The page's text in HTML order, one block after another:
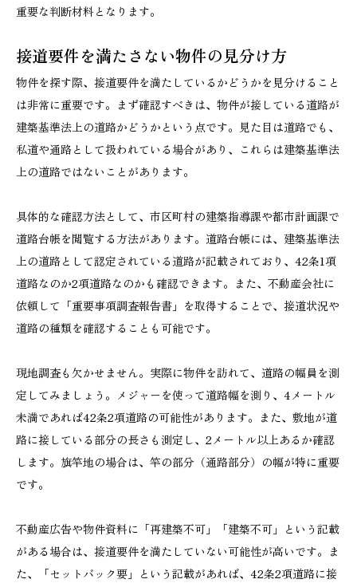
重要な判断材料となります。
接道要件を満たさない物件の見分け方
物件を探す際、接道要件を満たしているかどうかを見分けること
は非常に重要です。まず確認すべきは、物件が接している道路が
建築基準法上の道路かどうかという点です。見た目は道路でも、
私道や通路として扱われている場合があり、これらは建築基準法
上の道路ではないことがあります。
具体的な確認方法として、市区町村の建築指導課や都市計画課で
道路台帳を閲覧する方法があります。道路台帳には、建築基準法
上の道路として認定されている道路が記載されており、42条1項
道路なのか2項道路なのかも確認できます。また、不動産会社に
依頼して「重要事項調査報告書」を取得することで、接道状況や
道路の種類を確認することも可能です。
現地調査も欠かせません。実際に物件を訪れて、道路の幅員を測
定してみましょう。メジャーを使って道路幅を測り、4メートル
未満であれば42条2項道路の可能性があります。また、敷地が道
路に接している部分の長さも測定し、2メートル以上あるか確認
します。旗竿地の場合は、竿の部分（通路部分）の幅が特に重要
です。
不動産広告や物件資料に「再建築不可」「建築不可」という記載
がある場合は、接道要件を満たしていない可能性が高いです。ま
た、「セットバック要」という記載があれば、42条2項道路に接